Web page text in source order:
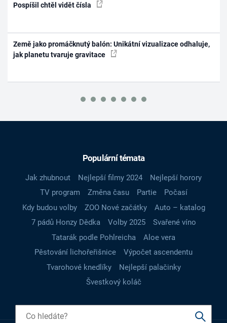
Pospíšil chtěl vidět čísla
Země jako promáčknutý balón: Unikátní vizualizace odhaluje,
jak planetu tvaruje gravitace
Populární témata
Jak zhubnout Nejlepší filmy 2024
Nejlepší horory
TV program
Změna času Partie
Počasí
Kdy budou volby
ZOO Nové začátky
Auto – katalog
7 pádů Honzy Dědka
Volby 2025
Svařené víno
Tatarák podle Pohlreicha
Aloe vera
Pěstování lichořeřišnice
Výpočet ascendentu
Tvarohové knedlíky
Nejlepší palačinky
Švestkový koláč